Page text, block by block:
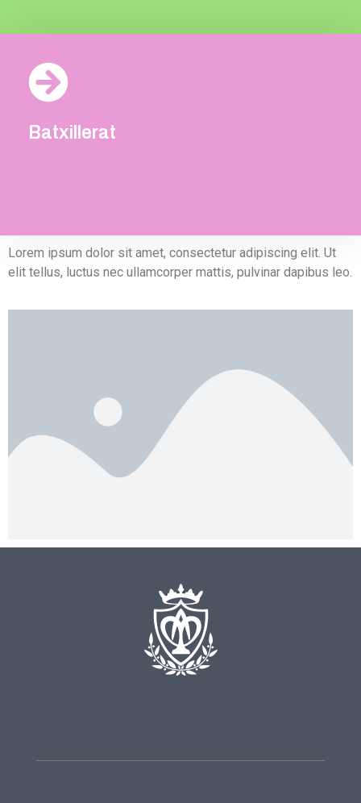
Batxillerat
Lorem ipsum dolor sit amet, consectetur adipiscing elit. Ut
elit tellus, luctus nec ullamcorper mattis, pulvinar dapibus leo.